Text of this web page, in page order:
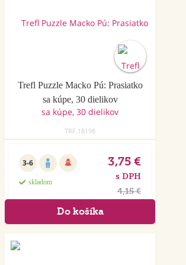
Trefl Puzzle Macko Pú: Prasiatko
sa kúpe, 30 dielikov
TRF.18198
3-6
skladom
3,75 €
s DPH
4,15 €